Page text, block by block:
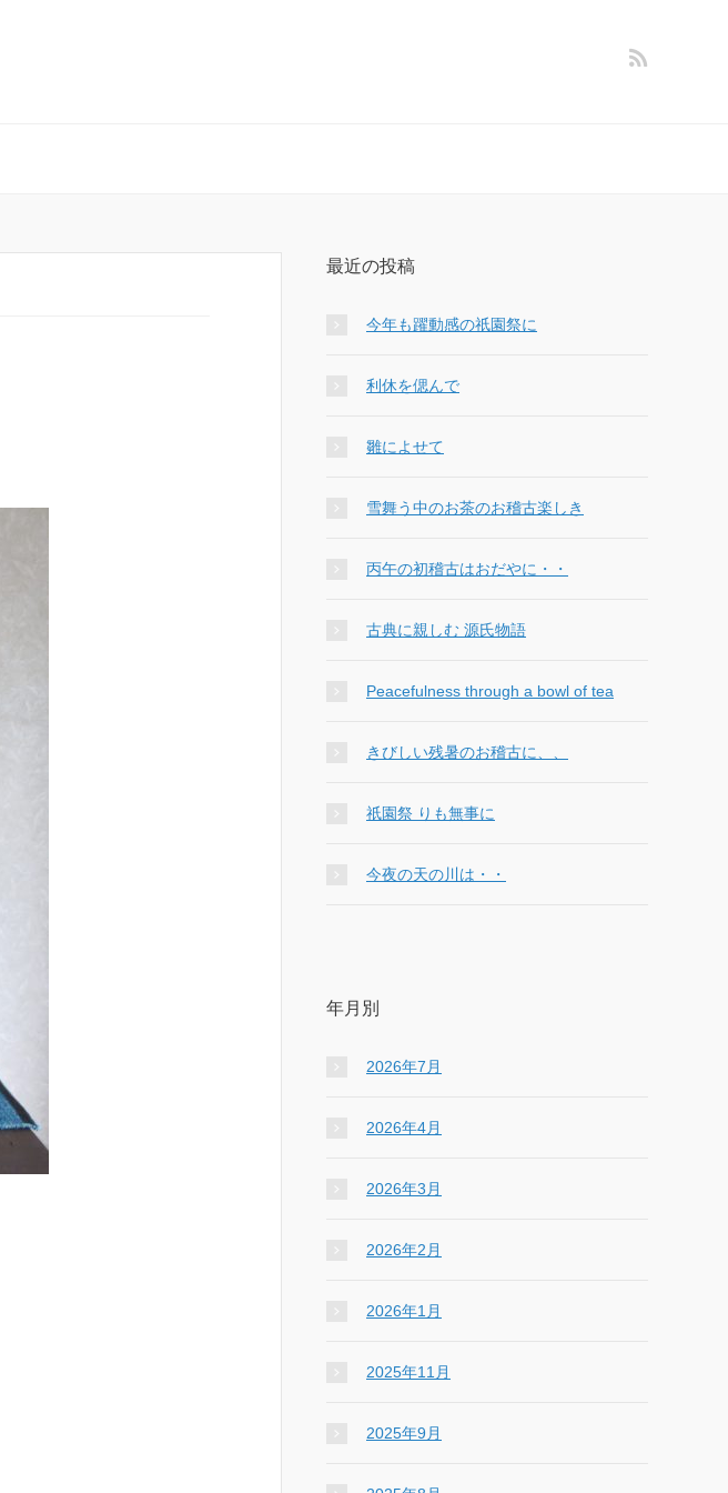
最近の投稿
今年も躍動感の祇園祭に
利休を偲んで
雛によせて
雪舞う中のお茶のお稽古楽しき
丙午の初稽古はおだやに・・
古典に親しむ 源氏物語
Peacefulness through a bowl of tea
きびしい残暑のお稽古に、、
祇園祭 りも無事に
今夜の天の川は・・
年月別
2026年7月
2026年4月
2026年3月
2026年2月
2026年1月
2025年11月
2025年9月